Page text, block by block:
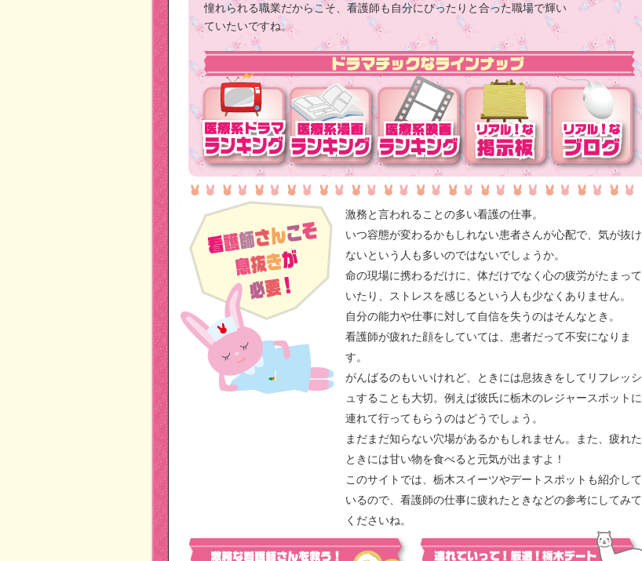
憧れられる職業だからこそ、看護師も自分にぴったりと合った職場で輝い
ていたいですね。
激務と言われることの多い看護の仕事。
いつ容態が変わるかもしれない患者さんが心配で、気が抜け
ないという人も多いのではないでしょうか。
命の現場に携わるだけに、体だけでなく心の疲労がたまって
いたり、ストレスを感じるという人も少なくありません。
自分の能力や仕事に対して自信を失うのはそんなとき。
看護師が疲れた顔をしていては、患者だって不安になりま
す。
がんばるのもいいけれど、ときには息抜きをしてリフレッシ
ュすることも大切。例えば彼氏に栃木のレジャースポットに
連れて行ってもらうのはどうでしょう。
まだまだ知らない穴場があるかもしれません。また、疲れた
ときには甘い物を食べると元気が出ますよ！
このサイトでは、栃木スイーツやデートスポットも紹介して
いるので、看護師の仕事に疲れたときなどの参考にしてみて
くださいね。